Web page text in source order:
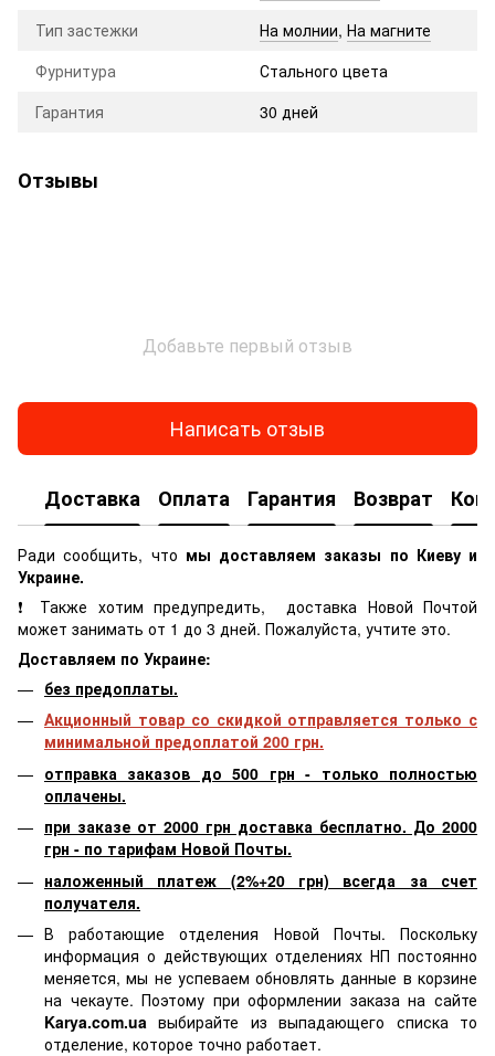
Тип застежки На молнии, На магните
Фурнитура
Стального цвета
Гарантия
30 дней
Отзывы
Добавьте первый отзыв
Написать отзыв
Доставка Оплата Гарантия Возврат
Ради сообщить, что мы доставляем заказы по Киеву и
Украине.
❗ Также хотим предупредить, доставка Новой Почтой
может занимать от 1 до 3 дней. Пожалуйста, учтите это.
Доставляем по Украине:
без предоплаты.
Акционный товар со скидкой отправляется только с
минимальной предоплатой 200 грн.
отправка заказов до 500 грн - только полностью
оплачены.
при заказе от 2000 грн доставка бесплатно. До 2000
грн - по тарифам Новой Почты.
наложенный платеж (2%+20 грн) всегда за счет
получателя.
В работающие отделения Новой Почты. Поскольку
информация о действующих отделениях НП постоянно
меняется, мы не успеваем обновлять данные в корзине
на чекауте. Поэтому при оформлении заказа на сайте
Karya.com.ua выбирайте из выпадающего списка то
отделение, которое точно работает.